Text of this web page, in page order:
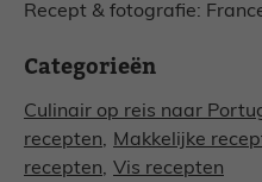
Recept & fotografie:
Categorieën
Culinair op reis naar
recepten, Makkelijke
recepten, Vis recepten